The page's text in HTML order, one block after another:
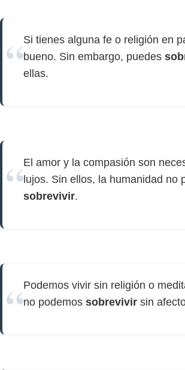
Si tienes alguna fe o religión en
bueno. Sin embargo, puedes
ellas.
El amor y la compasión son
lujos. Sin ellos, la humanidad no
sobrevivir.
Podemos vivir sin religión o
no podemos sobrevivir sin